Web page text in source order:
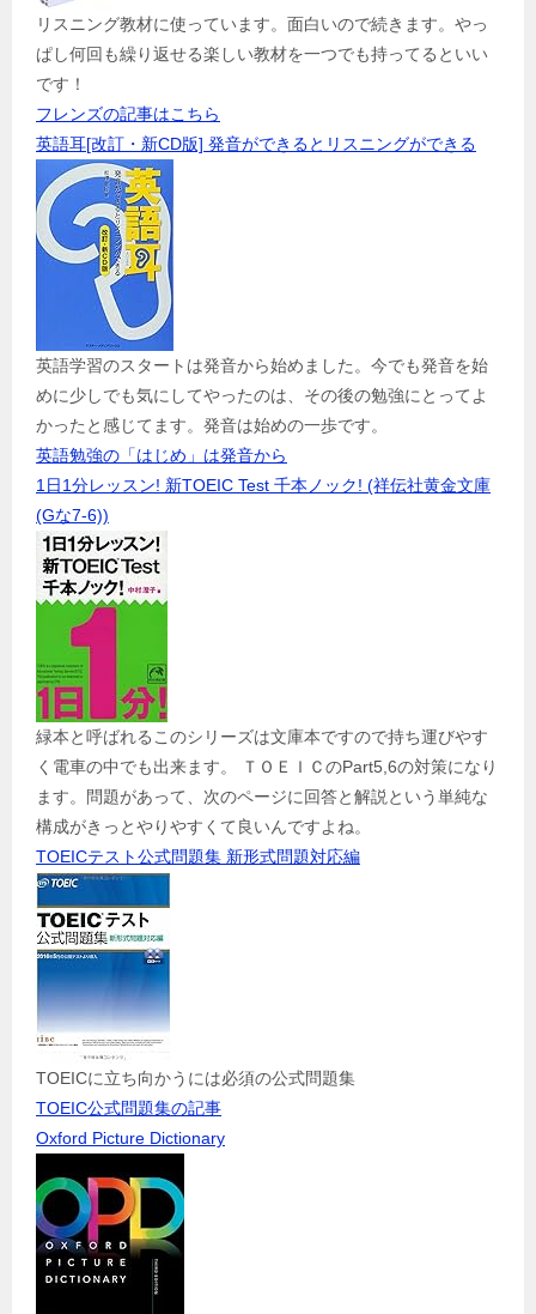
リスニング教材に使っています。面白いので続きます。やっ
ぱし何回も繰り返せる楽しい教材を一つでも持ってるといい
です！
フレンズの記事はこちら
英語耳[改訂・新CD版] 発音ができるとリスニングができる
英語学習のスタートは発音から始めました。今でも発音を始
めに少しでも気にしてやったのは、その後の勉強にとってよ
かったと感じてます。発音は始めの一歩です。
英語勉強の「はじめ」は発音から
1日1分レッスン! 新TOEIC Test 千本ノック! (祥伝社黄金文庫
(Gな7-6))
緑本と呼ばれるこのシリーズは文庫本ですので持ち運びやす
く電車の中でも出来ます。 ＴＯＥＩＣのPart5,6の対策になり
ます。問題があって、次のページに回答と解説という単純な
構成がきっとやりやすくて良いんですよね。
TOEICテスト公式問題集 新形式問題対応編
TOEICに立ち向かうには必須の公式問題集
TOEIC公式問題集の記事
Oxford Picture Dictionary